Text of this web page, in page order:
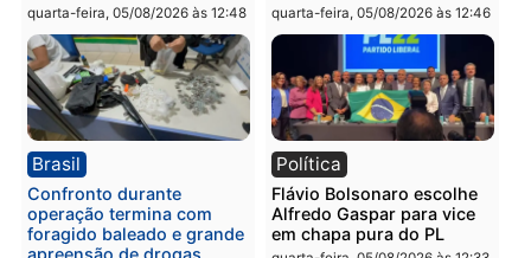
Política
Violência domina o debate
eleitoral e segurança vira
principal arma dos
Polícia
O dinheiro do crime: PF
apreende R$ 2 milhões
Porto Velho e expõe